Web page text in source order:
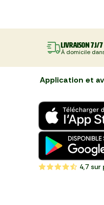
Livraison 7J/7
À domicile
Application et
4,7 sur